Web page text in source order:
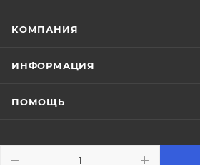
КОМПАНИЯ
ИНФОРМАЦИЯ
ПОМОЩЬ